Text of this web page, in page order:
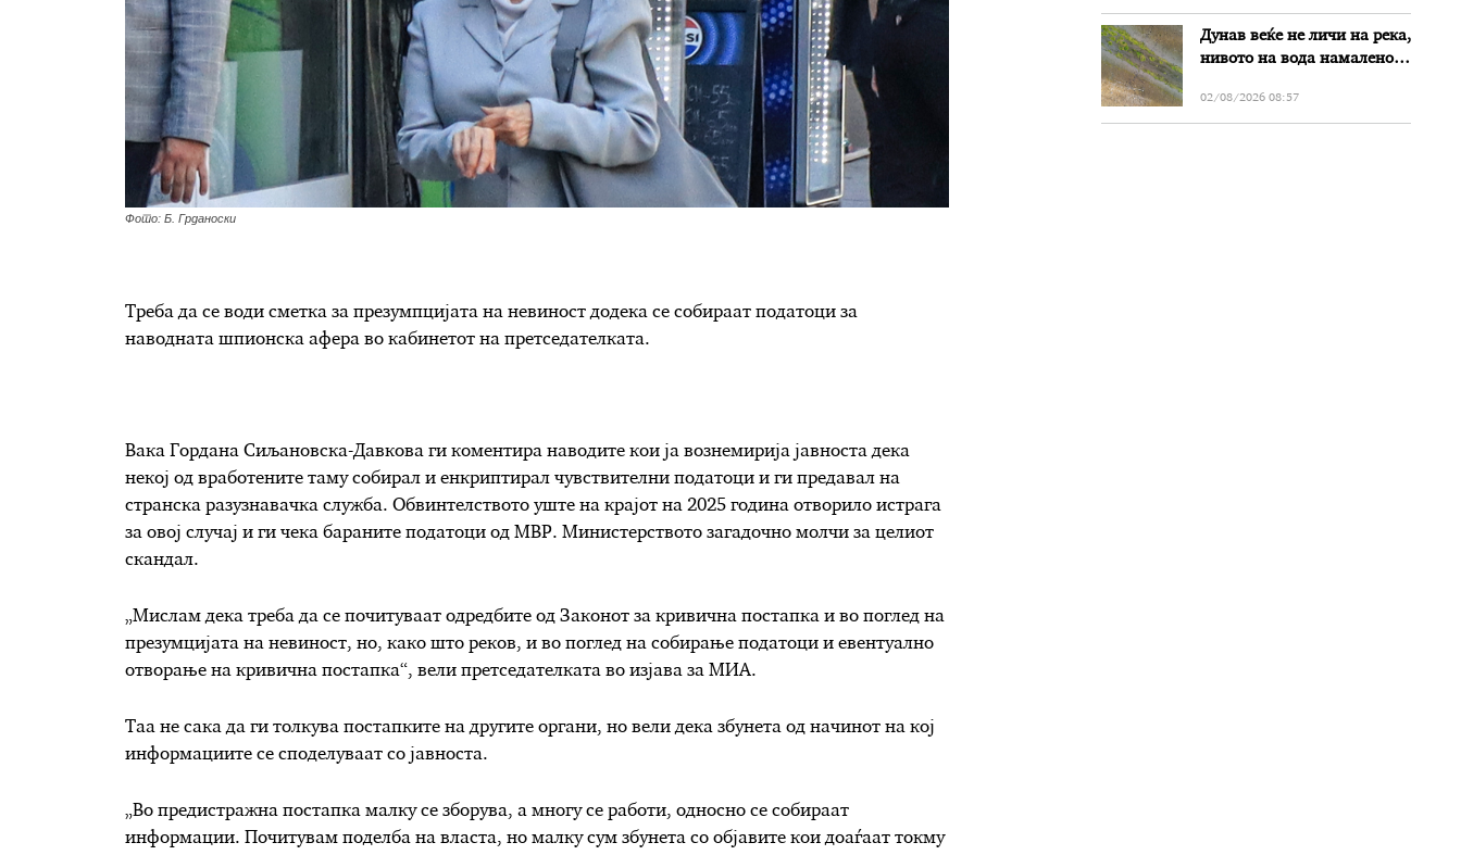
Фото: Б. Грданоски
Треба да се води сметка за презумпцијата на невиност додека се собираат податоци за
наводната шпионска афера во кабинетот на претседателката.
Вака Гордана Сиљановска-Давкова ги коментира наводите кои ја вознемирија јавноста дека
некој од вработените таму собирал и енкриптирал чувствителни податоци и ги предавал на
странска разузнавачка служба. Обвинтелството уште на крајот на 2025 година отворило истрага
за овој случај и ги чека бараните податоци од МВР. Министерството загадочно молчи за целиот
скандал.
„Мислам дека треба да се почитуваат одредбите од Законот за кривична постапка и во поглед на
презумцијата на невиност, но, како што реков, и во поглед на собирање податоци и евентуално
отворање на кривична постапка“, вели претседателката во изјава за МИА.
Таа не сака да ги толкува постапките на другите органи, но вели дека збунета од начинот на кој
информациите се споделуваат со јавноста.
„Во предистражна постапка малку се зборува, а многу се работи, односно се собираат
информации. Почитувам поделба на власта, но малку сум збунета со објавите кои доаѓаат токму
Дунав веќе не личи на река,
нивото на вода намалено
Бугарија
02/08/2026 08:57